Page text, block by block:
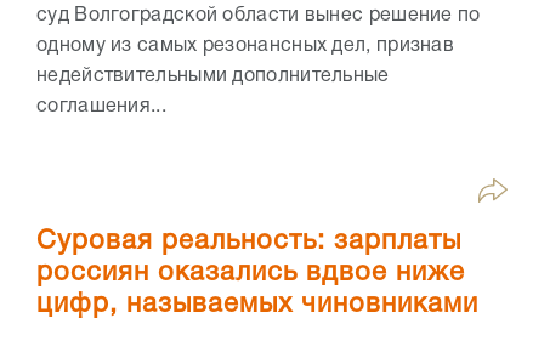
суд Волгоградской области вынес решение по
одному из самых резонансных дел, признав
недействительными дополнительные
соглашения...
Суровая реальность: зарплаты
россиян оказались вдвое ниже
цифр, называемых чиновниками